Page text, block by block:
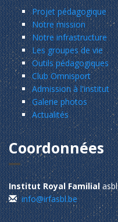
Projet pédagogique
Notre mission
Notre infrastructure
Les groupes de vie
Outils pédagogiques
Club Omnisport
Admission à l'institut
Galerie photos
Actualités
Coordonnées
Institut Royal Familialasbl
info@irfasbl.be